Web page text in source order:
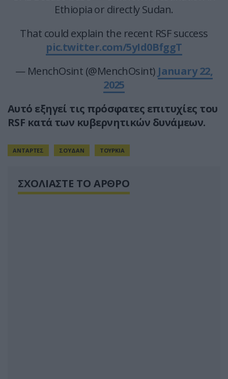
Ethiopia or directly Sudan.
That could explain the recent RSF success
pic.twitter.com/5yId0BfggT
— MenchOsint (@MenchOsint) January 22,
2025
Αυτό εξηγεί τις πρόσφατες επιτυχίες του
RSF κατά των κυβερνητικών δυνάμεων.
ΑΝΤΑΡΤΕΣ ΣΟΥΔΑΝ ΤΟΥΡΚΙΑ
ΣΧΟΛΙΑΣΤΕ ΤΟ ΑΡΘΡΟ